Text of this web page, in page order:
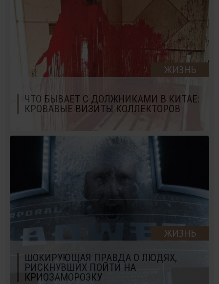
ЖИЗНЬ
ЧТО БЫВАЕТ С ДОЛЖНИКАМИ В КИТАЕ:
КРОВАВЫЕ ВИЗИТЫ КОЛЛЕКТОРОВ
ЖИЗНЬ
ШОКИРУЮЩАЯ ПРАВДА О ЛЮДЯХ,
РИСКНУВШИХ ПОЙТИ НА
КРИОЗАМОРОЗКУ